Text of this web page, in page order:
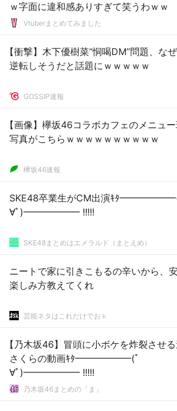
ｗ字面に違和感ありすぎて笑うわｗｗ
Vtuberまとめてみました
【衝撃】木下優樹菜“恫喝DM”問題、な
逆転しそうだと話題にｗｗｗｗｗ
GOSSIP速報
【画像】欅坂46コラボカフェのメニュ
写真がこちらｗｗｗｗｗｗｗｗｗｗ
欅坂46速報
SKE48卒業生がCM出演ｷﾀ
∀ﾟ)━━━━━━ !!!!!
SKE48まとめはエメラルド（まとえめ）
ニートで家に引きこもるの辛いから、
楽しみ方教えてくれ
芸能ネタはこれだけでおｋ
【乃木坂46】冒頭に小ボケを炸裂させ
さくらの動画ｷﾀ━━━━━━(ﾟ
∀ﾟ)━━━━━━ !!!!!
乃木坂46まとめの「ま」